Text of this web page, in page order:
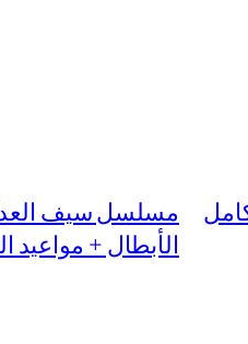
عيسى مع البنت المغربية +20 كامل
الأبطال + مواعيد